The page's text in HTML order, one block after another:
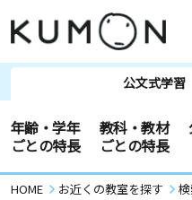
公文式学習
年齢・学年
ごとの特長
教科・教材
ごとの特長
HOME お近くの教室を探す